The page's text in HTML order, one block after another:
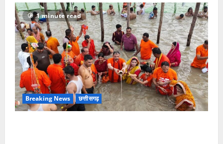
1 minute read
Breaking News छत्तीसगढ़